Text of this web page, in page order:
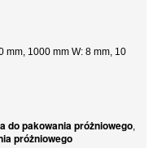
mm, 1000 mm W: 8 mm, 10
do pakowania próżniowego,
próżniowego